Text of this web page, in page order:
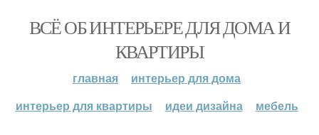
ВСЁ ОБ ИНТЕРЬЕРЕ ДЛЯ ДОМА И
КВАРТИРЫ
главная
интерьер для дома
интерьер для квартиры
идеи дизайна мебель